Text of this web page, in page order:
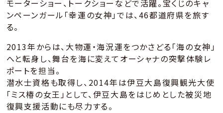
モーターショー、トークショーなどで活躍。宝くじのキャ
ンペーンガール「幸運の女神」では、46都道府県を旅す
る。
2013年からは、大物運・海況運をつかさどる「海の女神」
へと転身し、舞台を海に変えてオーシャナの突撃体験レ
ポートを担当。
潜水士資格も取得し、2014年は伊豆大島復興観光大使
「ミス椿の女王」として、伊豆大島をはじめとした被災地
復興支援活動にも尽力する。